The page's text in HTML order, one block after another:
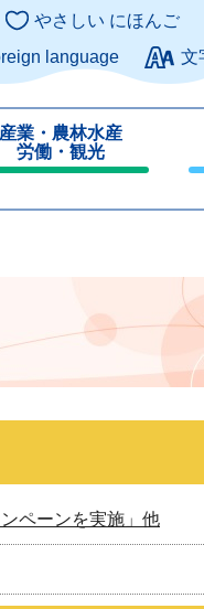
このページの
やさしい にほんご
language
文
産業・農林水産
労働・観光
ペーンを実施」他